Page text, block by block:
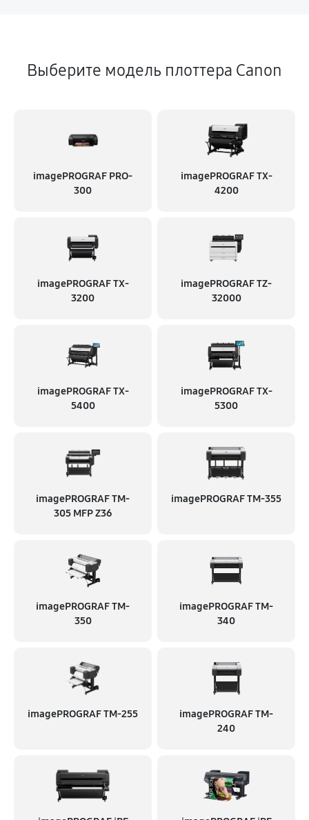
Выберите модель плоттера Canon
imagePROGRAF PRO-
300
imagePROGRAF TX-
4200
imagePROGRAF TX-
3200
imagePROGRAF TZ-
32000
imagePROGRAF TX-
5400
imagePROGRAF TX-
5300
imagePROGRAF TM-
305 MFP Z36
imagePROGRAF TM-355
imagePROGRAF TM-
350
imagePROGRAF TM-
340
imagePROGRAF TM-255
imagePROGRAF TM-
240